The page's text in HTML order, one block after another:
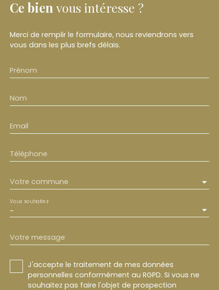
Ce bien vous intéresse ?
Merci de remplir le formulaire, nous reviendrons vers
vous dans les plus brefs délais.
Prénom
Nom
Email
Téléphone
Votre commune
-
Vous souhaitez
Votre message
J'accepte le traitement de mes données
personnelles conformément au RGPD. Si vous ne
souhaitez pas faire l'objet de prospection